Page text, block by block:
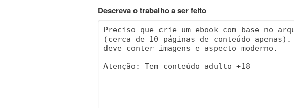
Descreva o trabalho a ser feito